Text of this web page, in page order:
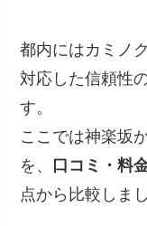
都内にはカミノ
対応した信頼性
す。
ここでは神楽坂
を、 口コミ・料
点から比較しまし